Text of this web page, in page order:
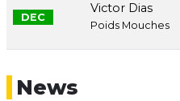
DEC
Victor Dias
Poids Mouches
News